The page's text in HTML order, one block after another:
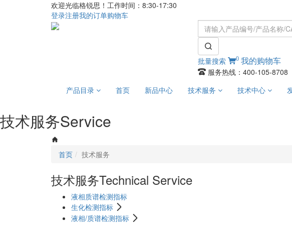
欢迎光临格锐思！工作时间：8:30-17:30
登录注册我的订单购物车
批量搜索 0我的购物车
服务热线：400-105-8708
产品目录
首页 新品中心 技术服务 技术中心
技术服务Service
首页 技术服务
技术服务Technical Service
液相质谱检测指标
生化检测指标
液相/质谱检测指标